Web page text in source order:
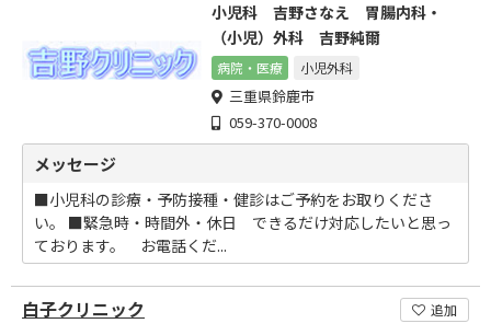
小児科 吉野さなえ 胃腸内科・
（小児）外科 吉野純爾
病院・医療 小児外科
三重県鈴鹿市
059-370-0008
メッセージ
■小児科の診療・予防接種・健診はご予約をお取りくださ
い。 ■緊急時・時間外・休日 できるだけ対応したいと思っ
ております。 お電話くだ...
白子クリニック 追加